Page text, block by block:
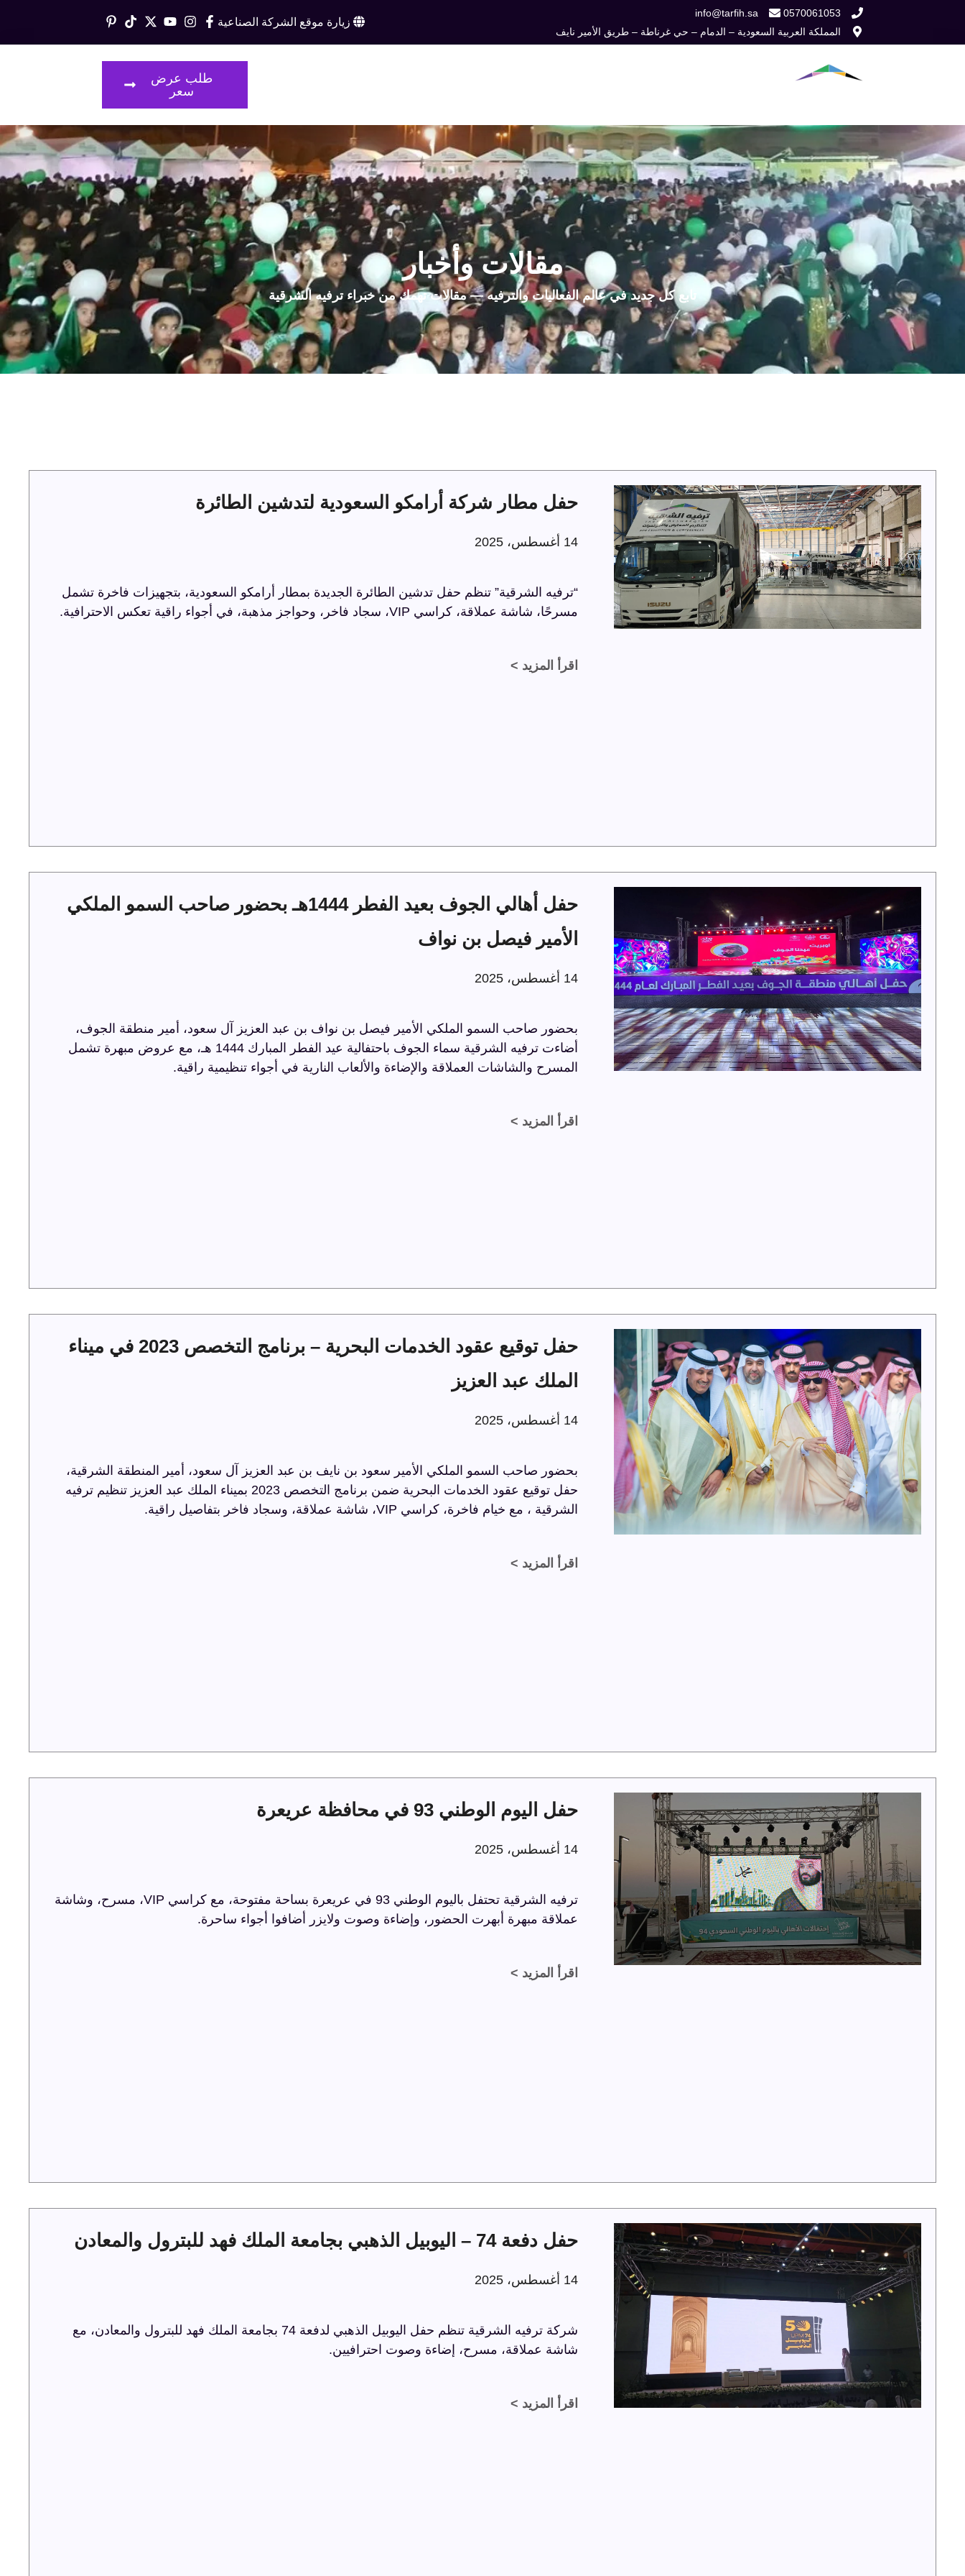
0570061053
info@tarfih.sa
المملكة العربية السعودية – الدمام – حي غرناطة – طريق الأمير نايف
زيارة موقع الشركة الصناعية
طلب عرض
سعر
مقالات وأخبار
تابع كل جديد في عالم الفعاليات والترفيه — مقالات تهمك من خبراء ترفيه الشرقية
حفل مطار شركة أرامكو السعودية لتدشين الطائرة
14 أغسطس، 2025
“ترفيه الشرقية” تنظم حفل تدشين الطائرة الجديدة بمطار أرامكو السعودية، بتجهيزات فاخرة تشمل
مسرحًا، شاشة عملاقة، كراسي VIP، سجاد فاخر، وحواجز مذهبة، في أجواء راقية تعكس الاحترافية.
اقرأ المزيد >
حفل أهالي الجوف بعيد الفطر 1444هـ بحضور صاحب السمو الملكي
الأمير فيصل بن نواف
14 أغسطس، 2025
بحضور صاحب السمو الملكي الأمير فيصل بن نواف بن عبد العزيز آل سعود، أمير منطقة الجوف،
أضاءت ترفيه الشرقية سماء الجوف باحتفالية عيد الفطر المبارك 1444 هـ، مع عروض مبهرة تشمل
المسرح والشاشات العملاقة والإضاءة والألعاب النارية في أجواء تنظيمية راقية.
اقرأ المزيد >
حفل توقيع عقود الخدمات البحرية – برنامج التخصص 2023 في ميناء
الملك عبد العزيز
14 أغسطس، 2025
بحضور صاحب السمو الملكي الأمير سعود بن نايف بن عبد العزيز آل سعود، أمير المنطقة الشرقية،
حفل توقيع عقود الخدمات البحرية ضمن برنامج التخصص 2023 بميناء الملك عبد العزيز تنظيم ترفيه
الشرقية ، مع خيام فاخرة، كراسي VIP، شاشة عملاقة، وسجاد فاخر بتفاصيل راقية.
اقرأ المزيد >
حفل اليوم الوطني 93 في محافظة عريعرة
14 أغسطس، 2025
ترفيه الشرقية تحتفل باليوم الوطني 93 في عريعرة بساحة مفتوحة، مع كراسي VIP، مسرح، وشاشة
عملاقة مبهرة أبهرت الحضور، وإضاءة وصوت ولايزر أضافوا أجواء ساحرة.
اقرأ المزيد >
حفل دفعة 74 – اليوبيل الذهبي بجامعة الملك فهد للبترول والمعادن
14 أغسطس، 2025
شركة ترفيه الشرقية تنظم حفل اليوبيل الذهبي لدفعة 74 بجامعة الملك فهد للبترول والمعادن، مع
شاشة عملاقة، مسرح، إضاءة وصوت احترافيين.
اقرأ المزيد >